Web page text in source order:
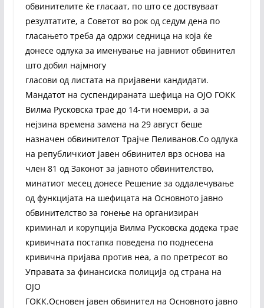
обвинителите ќе гласаат, по што се доствуваат
резултатите, а Советот во рок од седум дена по
гласањето треба да одржи седница на која ќе
донесе одлука за именување на јавниот обвинител
што добил најмногу
гласови од листата на пријавени кандидати.
Мандатот на суспендираната шефица на ОЈО ГОКК
Вилма Русковска трае до 14-ти ноември, а за
нејзина времена замена на 29 август беше
назначен обвинителот Трајче Пеливанов.Со одлука
на републичкиот јавен обвинител врз основа на
член 81 од Законот за јавното обвинителство,
минатиот месец донесе Решение за оддалечување
од функцијата на шефицата на Основното јавно
обвинителство за гонење на организиран
криминал и корупција Вилма Русковска додека трае
кривичната постапка поведена по поднесена
кривична пријава против неа, а по претресот во
Управата за финансиска полиција од страна на
ОЈО
ГОКК.Основен јавен обвинител на Основното јавно